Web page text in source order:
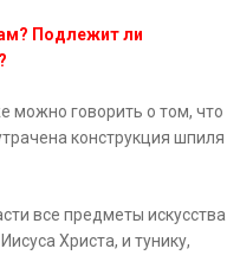
Подлежит ли
можно говорить о том, что
конструкция шпиля
все предметы искусства
Христа, и тунику,